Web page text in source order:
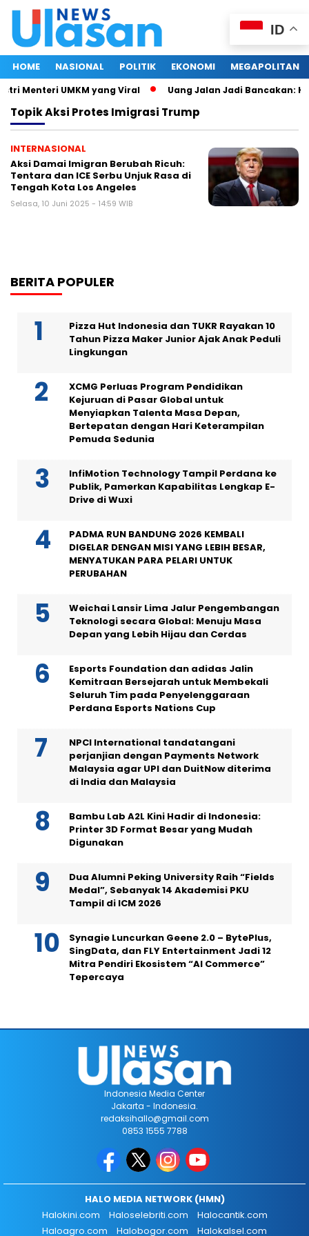
HOME NASIONAL POLITIK EKONOMI MEGAPOLITAN
Menteri UMKM yang Viral Uang Jalan Jadi Bancakan:
TopikAksi Protes Imigrasi Trump
INTERNASIONAL
Aksi Damai Imigran Berubah Ricuh:
Tentara dan ICE Serbu Unjuk Rasa di
Tengah Kota Los Angeles
Selasa, 10 Juni 2025 - 14:59 WIB
BERITA POPULER
Pizza Hut Indonesia dan TUKR Rayakan 10
Tahun Pizza Maker Junior Ajak Anak Peduli
Lingkungan
XCMG Perluas Program Pendidikan
Kejuruan di Pasar Global untuk
Menyiapkan Talenta Masa Depan,
Bertepatan dengan Hari Keterampilan
Pemuda Sedunia
InfiMotion Technology Tampil Perdana ke
Publik, Pamerkan Kapabilitas Lengkap E-
Drive di Wuxi
PADMA RUN BANDUNG 2026 KEMBALI
DIGELAR DENGAN MISI YANG LEBIH BESAR,
MENYATUKAN PARA PELARI UNTUK
PERUBAHAN
Weichai Lansir Lima Jalur Pengembangan
Teknologi secara Global: Menuju Masa
Depan yang Lebih Hijau dan Cerdas
Esports Foundation dan adidas Jalin
Kemitraan Bersejarah untuk Membekali
Seluruh Tim pada Penyelenggaraan
Perdana Esports Nations Cup
NPCI International tandatangani
perjanjian dengan Payments Network
Malaysia agar UPI dan DuitNow diterima
di India dan Malaysia
Bambu Lab A2L Kini Hadir di Indonesia:
Printer 3D Format Besar yang Mudah
Digunakan
Dua Alumni Peking University Raih “Fields
Medal”, Sebanyak 14 Akademisi PKU
Tampil di ICM 2026
Synagie Luncurkan Geene 2.0 – BytePlus,
SingData, dan FLY Entertainment Jadi 12
Mitra Pendiri Ekosistem “AI Commerce”
Tepercaya
ID
Indonesia Media Center
Jakarta - Indonesia.
redaksihallo@gmail.com
0853 1555 7788
HALO MEDIA NETWORK (HMN)
Halokini.com
Haloselebriti.com
Halocantik.com
Haloagro.com
Halobogor.com Halokalsel.com